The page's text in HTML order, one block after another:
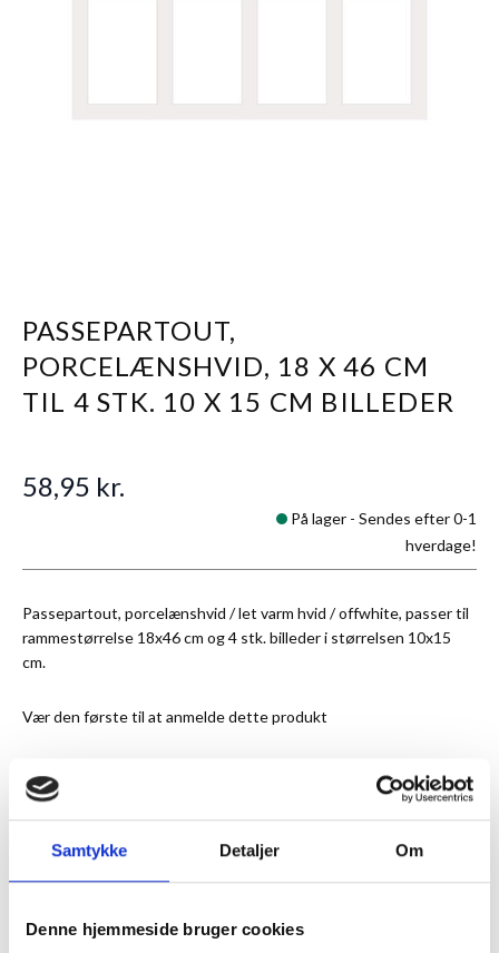
Samtykke Detaljer Om
Denne hjemmeside bruger cookies
PASSEPARTOUT,
PORCELÆNSHVID, 18 X 46 CM
TIL 4 STK. 10 X 15 CM BILLEDER
Passepartout, porcelænshvid / let varm hvid / offwhite, passer til
rammestørrelse 18x46 cm og 4 stk. billeder i størrelsen 10x15
cm.
Vær den første til at anmelde dette produkt
58,95 kr.
På lager - Sendes efter 0-1
hverdage!